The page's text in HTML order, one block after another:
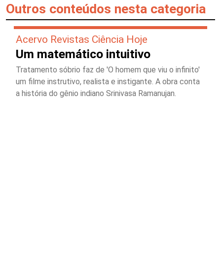
Outros conteúdos nesta categoria
Acervo Revistas Ciência Hoje
Um matemático intuitivo
Tratamento sóbrio faz de 'O homem que viu o infinito'
um filme instrutivo, realista e instigante. A obra conta
a história do gênio indiano Srinivasa Ramanujan.